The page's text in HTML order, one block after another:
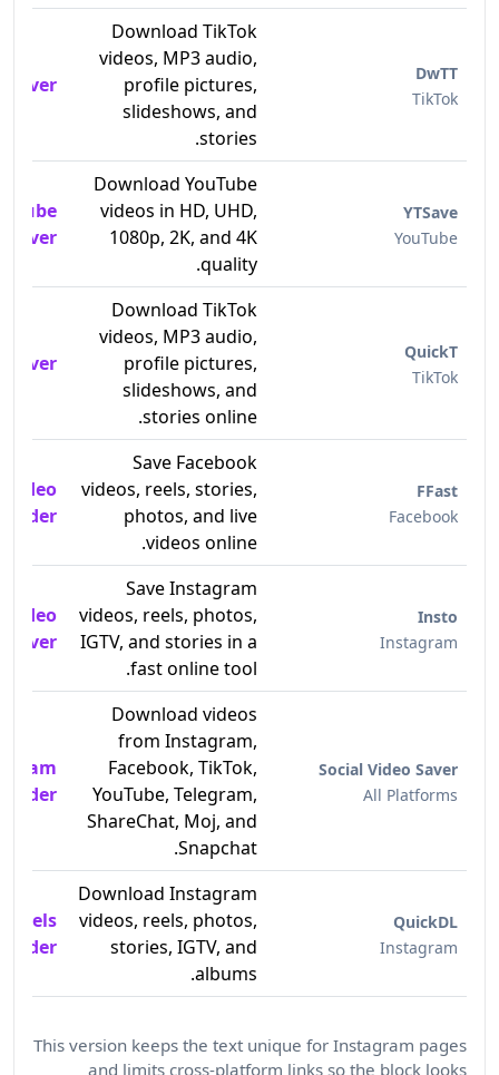
DwTT
TikTok
Download TikTok
videos, MP3 audio,
profile pictures,
slideshows, and
stories.
Saver
YTSave
YouTube
Download YouTube
videos in HD, UHD,
1080p, 2K, and 4K
quality.
Saver
QuickT
TikTok
Download TikTok
videos, MP3 audio,
profile pictures,
slideshows, and
stories online.
Saver
FFast
Facebook
Save Facebook
videos, reels, stories,
photos, and live
videos online.
Video
Insto
Instagram
Save Instagram
videos, reels, photos,
IGTV, and stories in a
fast online tool.
Saver
Social Video Saver
All Platforms
Download videos
from Instagram,
Facebook, TikTok,
YouTube, Telegram,
ShareChat, Moj, and
Snapchat.
QuickDL
Instagram
Download Instagram
videos, reels, photos,
stories, IGTV, and
albums.
Reels
This version keeps the text unique for Instagram pages
and limits cross-platform links so the block looks